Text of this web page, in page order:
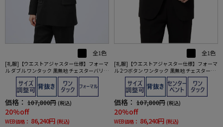
全1色
[礼服]【ウエストアジャスター仕様】フォーマ
ル ダブル ワンタック 黒無地 チェスターバリー
通年 礼服
価格： 107,800円 (税込)
20%off
WEB価格： 86,240円 (税込)
全1色
[礼服]【ウエストアジャスター仕様】フォーマ
ル 2つボタン ワンタック 黒無地 チェスターバ
リー 通年 礼服
価格： 107,800円 (税込)
20%off
WEB価格： 86,240円 (税込)